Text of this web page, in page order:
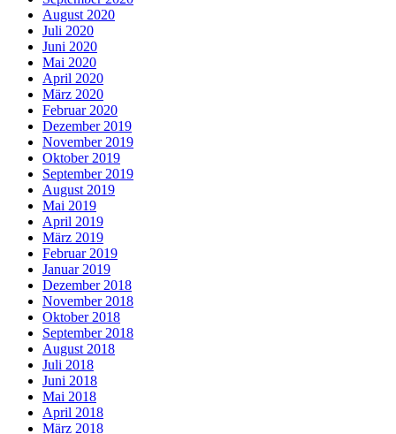
August 2020
Juli 2020
Juni 2020
Mai 2020
April 2020
März 2020
Februar 2020
Dezember 2019
November 2019
Oktober 2019
September 2019
August 2019
Mai 2019
April 2019
März 2019
Februar 2019
Januar 2019
Dezember 2018
November 2018
Oktober 2018
September 2018
August 2018
Juli 2018
Juni 2018
Mai 2018
April 2018
März 2018